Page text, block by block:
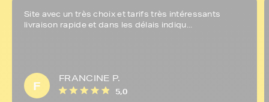
Site avec un très choix et tarifs très intéressants
livraison rapide et dans les délais indiqu...
F
FRANCINE P.
5,0